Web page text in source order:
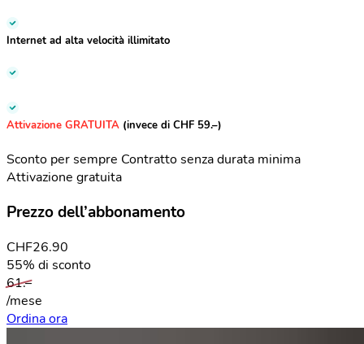
Internet ad alta velocità illimitato
Attivazione GRATUITA (invece di CHF 59.–)
Sconto per sempre Contratto senza durata minima
Attivazione gratuita
Prezzo dell’abbonamento
CHF26.90
55% di sconto
61.–
/mese
Ordina ora